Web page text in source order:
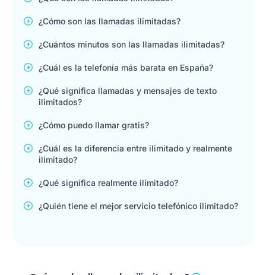
¿Cómo son las llamadas ilimitadas?
¿Cuántos minutos son las llamadas ilimitadas?
¿Cuál es la telefonía más barata en España?
¿Qué significa llamadas y mensajes de texto
ilimitados?
¿Cómo puedo llamar gratis?
¿Cuál es la diferencia entre ilimitado y realmente
ilimitado?
¿Qué significa realmente ilimitado?
¿Quién tiene el mejor servicio telefónico ilimitado?